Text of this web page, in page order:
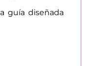
guía diseñada